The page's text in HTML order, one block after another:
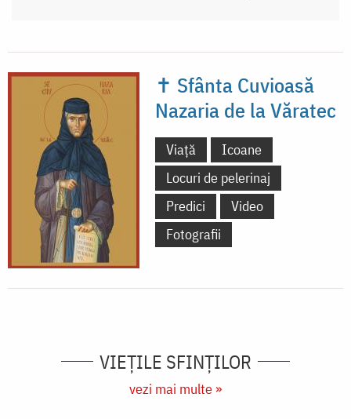
✝ Sfânta Cuvioasă
Nazaria de la Văratec
Viață
Icoane
Locuri de pelerinaj
Predici
Video
Fotografii
VIEŢILE SFINŢILOR
vezi mai multe »